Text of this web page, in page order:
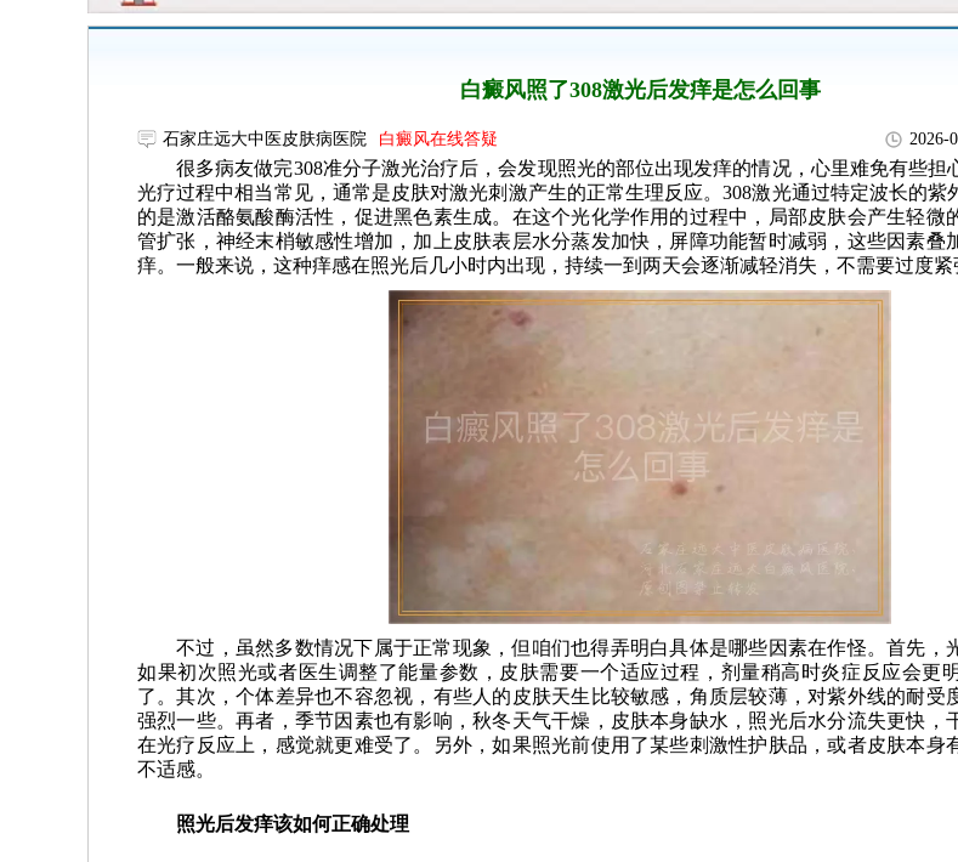
白癜风照了308激光后发痒是怎么回事
石家庄远大中医皮肤病医院 白癜风在线答疑 2026-
很多病友做完308准分子激光治疗后，会发现照光的部位出现发痒的情况，心里难免有些担
光疗过程中相当常见，通常是皮肤对激光刺激产生的正常生理反应。308激光通过特定波长的紫
的是激活酪氨酸酶活性，促进黑色素生成。在这个光化学作用的过程中，局部皮肤会产生轻微
管扩张，神经末梢敏感性增加，加上皮肤表层水分蒸发加快，屏障功能暂时减弱，这些因素叠
痒。一般来说，这种痒感在照光后几小时内出现，持续一到两天会逐渐减轻消失，不需要过度紧
不过，虽然多数情况下属于正常现象，但咱们也得弄明白具体是哪些因素在作怪。首先，
如果初次照光或者医生调整了能量参数，皮肤需要一个适应过程，剂量稍高时炎症反应会更
了。其次，个体差异也不容忽视，有些人的皮肤天生比较敏感，角质层较薄，对紫外线的耐受
强烈一些。再者，季节因素也有影响，秋冬天气干燥，皮肤本身缺水，照光后水分流失更快，
在光疗反应上，感觉就更难受了。另外，如果照光前使用了某些刺激性护肤品，或者皮肤本身
不适感。
照光后发痒该如何正确处理